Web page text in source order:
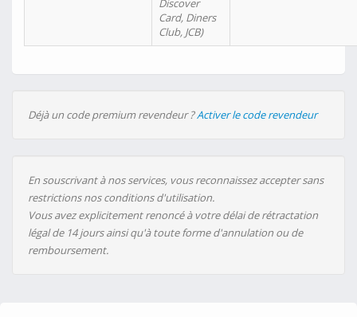
Discover
Card, Diners
Club, JCB)
Déjà un code premium revendeur ?Activer le code revendeur
En souscrivant à nos services, vous reconnaissez accepter sans
restrictions nos conditions d'utilisation.
Vous avez explicitement renoncé à votre délai de rétractation
légal de 14 jours ainsi qu'à toute forme d'annulation ou de
remboursement.